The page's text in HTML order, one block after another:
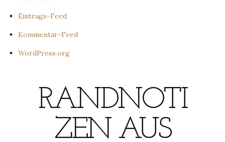
Eintrags-Feed
Kommentar-Feed
WordPress.org
RANDNOTI
ZEN AUS